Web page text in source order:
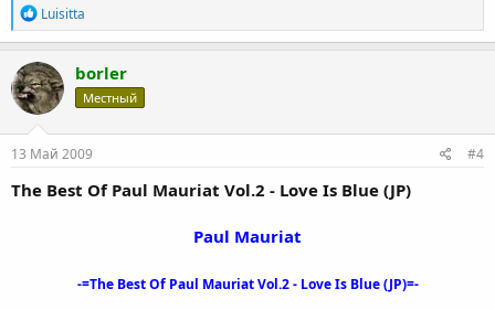
Р
е
а
к
ц
и
и
:
Luisitta
borler
Местный
13 Май 2009 #4
The Best Of Paul Mauriat Vol.2 - Love Is Blue (JP)
Paul Mauriat
-=The Best Of Paul Mauriat Vol.2 - Love Is Blue (JP)=-